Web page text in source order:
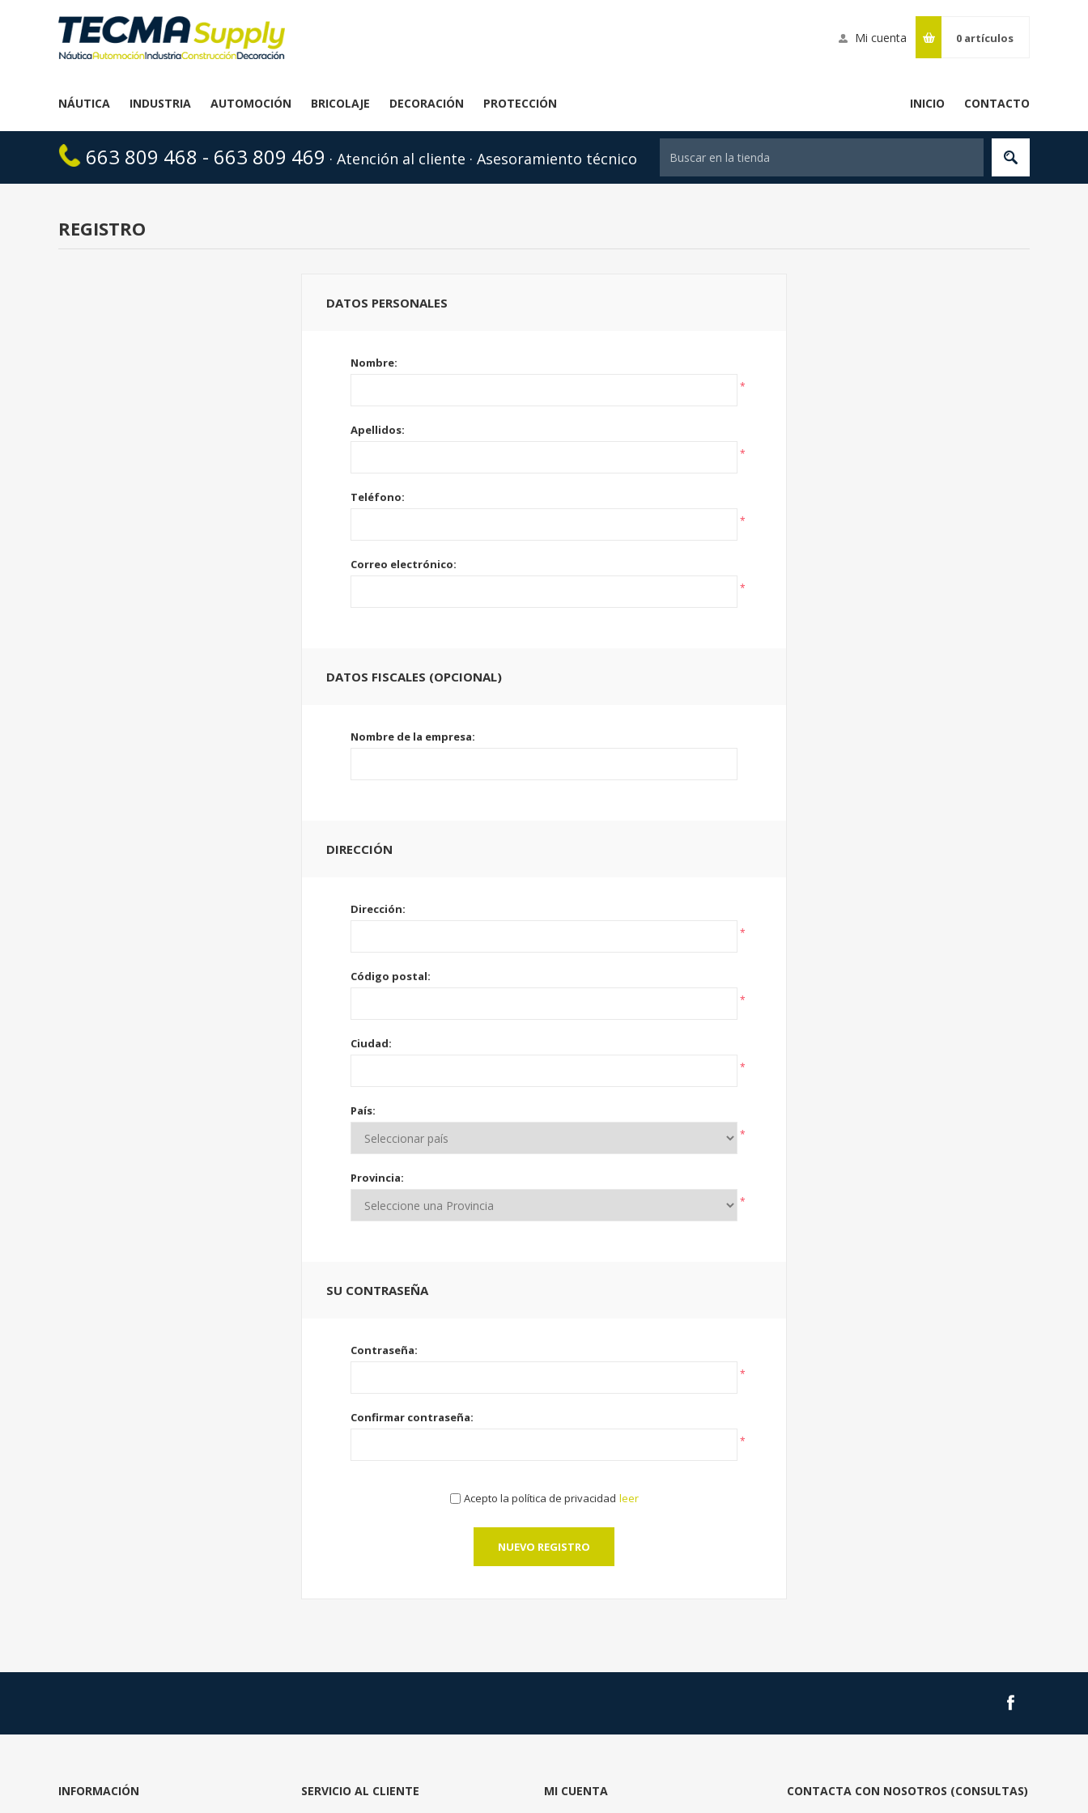
Mi cuenta 0 artículos
NÁUTICA INDUSTRIA AUTOMOCIÓN BRICOLAJE DECORACIÓN PROTECCIÓN INICIO CONTACTO
663 809 468 - 663 809 469 · Atención al cliente · Asesoramiento técnico
REGISTRO
DATOS PERSONALES
Nombre:
*
Apellidos:
*
Teléfono:
*
Correo electrónico:
*
DATOS FISCALES (OPCIONAL)
Nombre de la empresa:
DIRECCIÓN
Dirección:
*
Código postal:
*
Ciudad:
*
País:
*
Provincia:
*
SU CONTRASEÑA
Contraseña:
*
Confirmar contraseña:
*
Acepto la política de privacidad leer
NUEVO REGISTRO
INFORMACIÓN SERVICIO AL CLIENTE MI CUENTA CONTACTA CON NOSOTROS (CONSULTAS)